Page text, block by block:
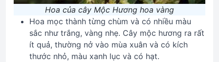
Hoa của cây Mộc Hương hoa vàng
Hoa mọc thành từng chùm và có nhiều màu
sắc như trắng, vàng nhẹ. Cây mộc hương ra rất
ít quả, thường nở vào mùa xuân và có kích
thước nhỏ, màu xanh lục và có hạt.